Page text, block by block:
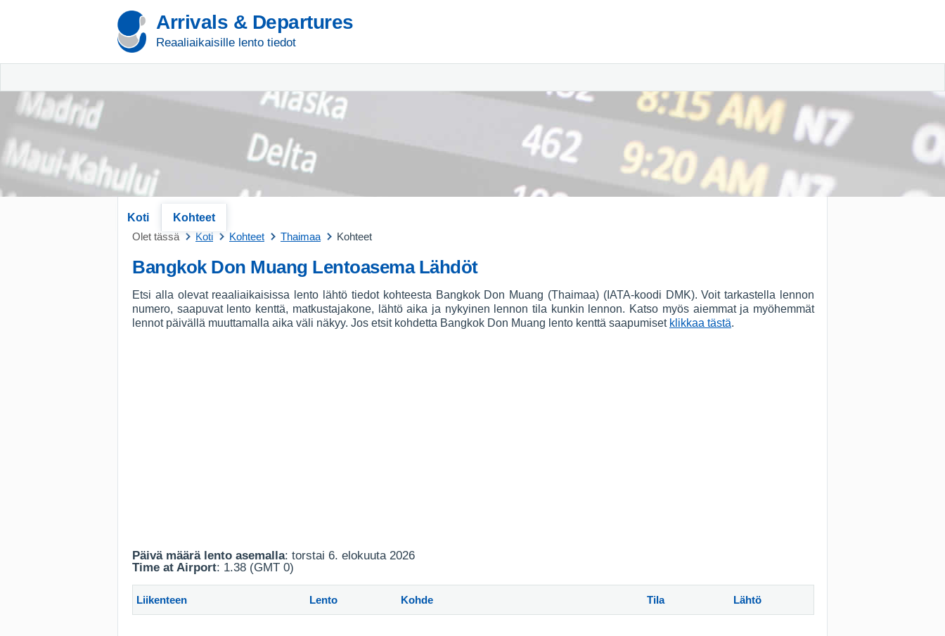
Arrivals & Departures
Reaaliaikaisille lento tiedot
Koti
Kohteet
Olet tässä
Koti Kohteet Thaimaa Kohteet
Bangkok Don Muang Lentoasema Lähdöt
Etsi alla olevat reaaliaikaisissa lento lähtö tiedot kohteesta Bangkok Don Muang (Thaimaa) (IATA-koodi DMK). Voit tarkastella lennon
numero, saapuvat lento kenttä, matkustajakone, lähtö aika ja nykyinen lennon tila kunkin lennon. Katso myös aiemmat ja myöhemmät
lennot päivällä muuttamalla aika väli näkyy. Jos etsit kohdetta Bangkok Don Muang lento kenttä saapumiset klikkaa tästä.
Päivä määrä lento asemalla: torstai 6. elokuuta 2026
Time at Airport: 1.38 (GMT 0)
Liikenteen Lento Kohde Tila Lähtö